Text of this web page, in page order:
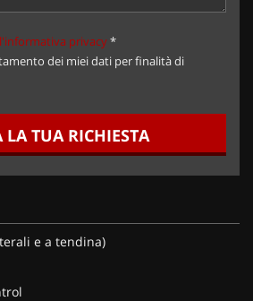
l'informativa privacy*
dei miei dati per finalità di
TUA RICHIESTA
e a tendina)